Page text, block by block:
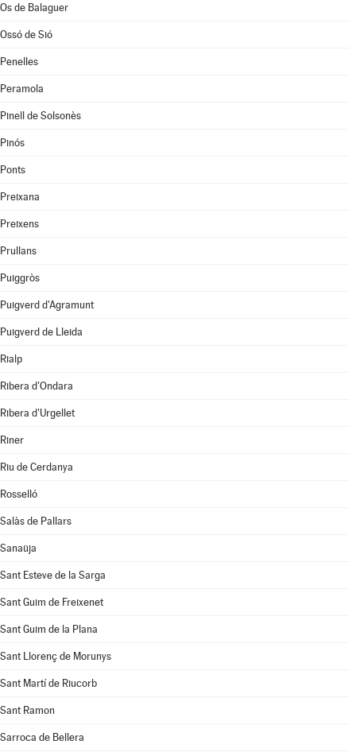
Os de Balaguer
Ossó de Sió
Penelles
Peramola
Pinell de Solsonès
Pinós
Ponts
Preixana
Preixens
Prullans
Puiggròs
Puigverd d'Agramunt
Puigverd de Lleida
Rialp
Ribera d'Ondara
Ribera d'Urgellet
Riner
Riu de Cerdanya
Rosselló
Salàs de Pallars
Sanaüja
Sant Esteve de la Sarga
Sant Guim de Freixenet
Sant Guim de la Plana
Sant Llorenç de Morunys
Sant Martí de Riucorb
Sant Ramon
Sarroca de Bellera